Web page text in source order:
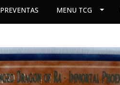
PREVENTAS MENU TCG